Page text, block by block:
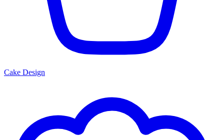
Cake Design